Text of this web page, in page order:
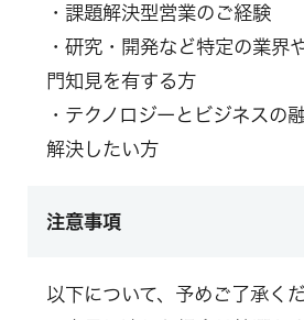
・課題解決型営業のご経験
・研究・開発など特定の業界
門知見を有する方
・テクノロジーとビジネスの
解決したい方
注意事項
以下について、予めご了承くだ